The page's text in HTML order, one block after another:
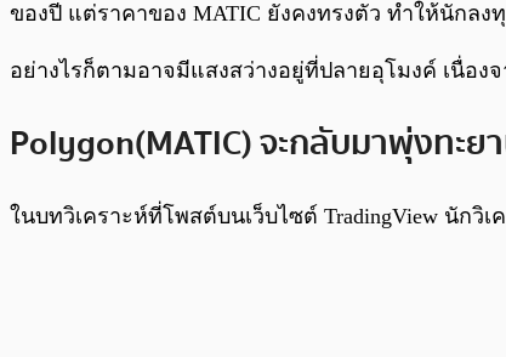
ของปี แต่ราคาของ MATIC ยังคงทรงตัว ทำให้นักล
อย่างไรก็ตามอาจมีแสงสว่างอยู่ที่ปลายอุโมงค์ เนื่อ
Polygon(MATIC) จะกลับมาพุ่งทะย
ในบทวิเคราะห์ที่โพสต์บนเว็บไซต์ TradingView นักวิ